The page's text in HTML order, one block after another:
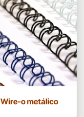
Wire-o metálico